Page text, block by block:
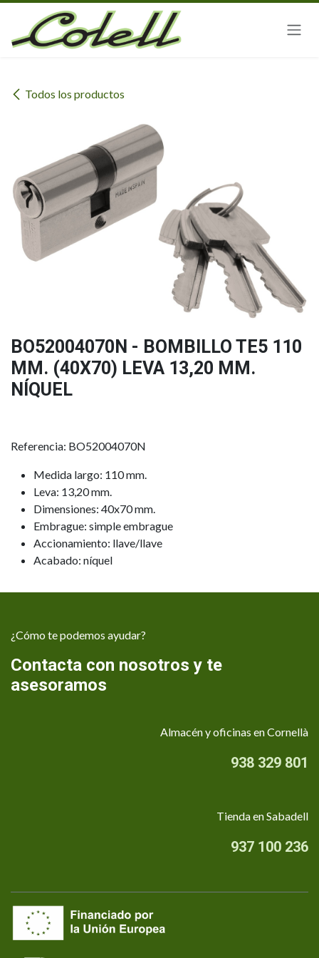
Ir al contenido
Todos los productos
BO52004070N - BOMBILLO TE5 110
MM. (40X70) LEVA 13,20 MM.
NÍQUEL
Referencia: BO52004070N
Medida largo: 110 mm.
Leva: 13,20 mm.
Dimensiones: 40x70 mm.
Embrague: simple embrague
Accionamiento: llave/llave
Acabado: níquel
¿Cómo te podemos ayudar?
Contacta con nosotros y te
asesoramos
Almacén y oficinas en Cornellà
938 329 801
Tienda en Sabadell
937 100 236